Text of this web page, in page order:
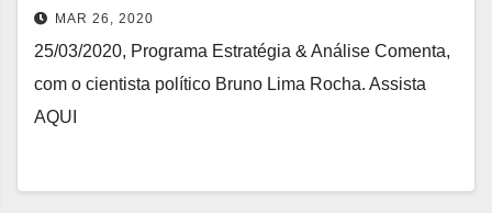
MAR 26, 2020
25/03/2020, Programa Estratégia & Análise Comenta,
com o cientista político Bruno Lima Rocha. Assista
AQUI